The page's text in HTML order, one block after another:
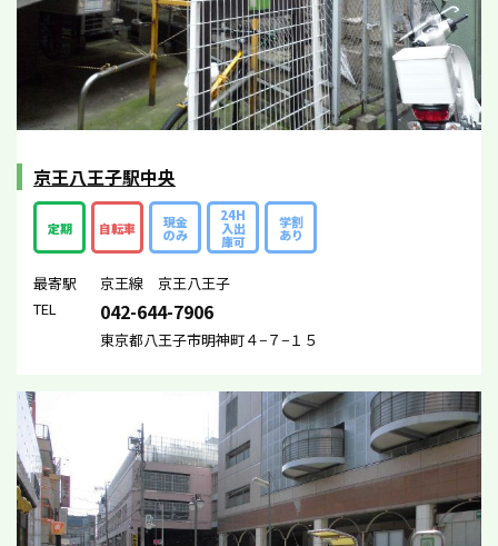
京王八王子駅中央
定期 自転車 現金
のみ
24H
入出
庫可
学割
あり
最寄駅
京王線 京王八王子
TEL
042-644-7906
東京都八王子市明神町４−７−１５